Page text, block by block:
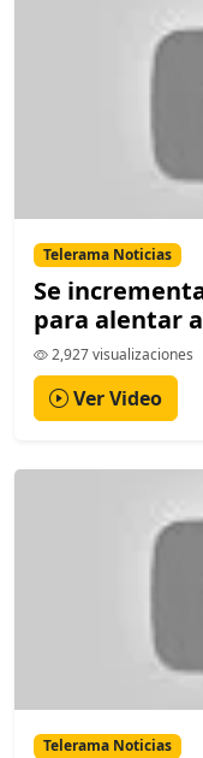
Telerama Noticias
Se
para alentar
2,927 visualizaciones
Ver Video
Telerama Noticias